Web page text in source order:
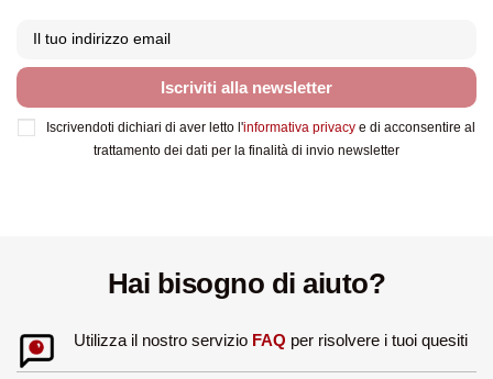
Iscriviti alla newsletter
Iscrivendoti dichiari di aver letto l'informativa privacy e di acconsentire al
trattamento dei dati per la finalità di invio newsletter
Hai bisogno di aiuto?
Utilizza il nostro servizio FAQ per risolvere i tuoi quesiti